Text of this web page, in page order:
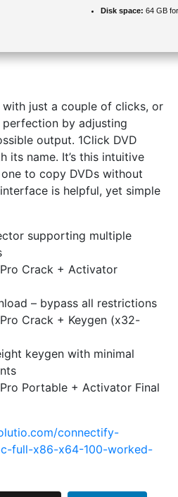
Disk space: 64 GB
with just a couple of clicks, or
perfection by adjusting
output. 1Click DVD
its name. It’s this intuitive
to copy DVDs without
is helpful, yet simple
supporting multiple
Crack + Activator
– bypass all restrictions
Crack + Keygen (x32-
keygen with minimal
Portable + Activator Final
connectify-
full-x86-x64-100-worked-